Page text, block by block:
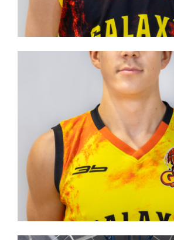
podujatie Final8.
Reprezentačný zraz kategórie U14
Počas minulého víkendu sa v Nitre
kemp chlapcov do 14 rokov.